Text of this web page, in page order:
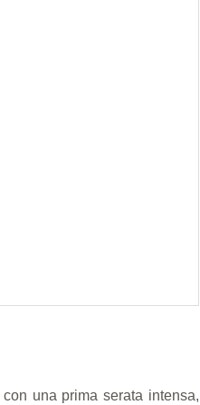
una prima serata intensa,